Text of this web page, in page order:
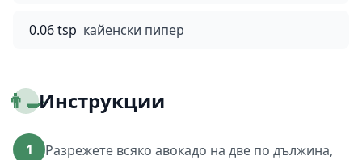
0.06 tsp кайенски пипер
👨‍🍳Инструкции
1
Разрежете всяко авокадо на две по дължина,